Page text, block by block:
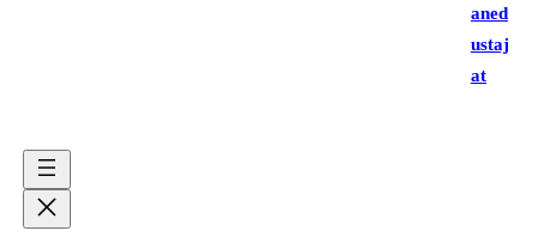
aned
ustaj
at